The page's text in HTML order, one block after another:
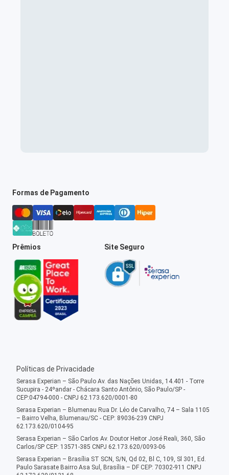
Formas de Pagamento
Prêmios Site Seguro
Políticas de Privacidade
Serasa Experian – São Paulo Av. das Nações Unidas, 14.401 - Torre
Sucupira - 24ºandar - Chácara Santo Antônio, São Paulo/SP -
CEP:04794-000 - CNPJ 62.173.620/0001-80
Serasa Experian – Blumenau Rua Dr. Léo de Carvalho, 74 – Sala 1105
– Bairro Velha, Blumenau/SC - CEP: 89036-239 CNPJ
62.173.620/0104-95
Serasa Experian – São Carlos Av. Doutor Heitor José Reali, 360, São
Carlos/SP CEP: 13571-385 CNPJ 62.173.620/0093-06
Serasa Experian – Brasília ST SCN, S/N, Qd 02, Bl C, 109, Sl 301, Ed.
Paulo Sarasate Bairro Asa Sul, Brasília – DF CEP: 70302-911 CNPJ